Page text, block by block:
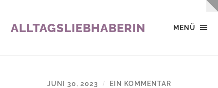
MENÜ
ALLTAGSLIEBHABERIN
JUNI 30, 2023 / EIN KOMMENTAR